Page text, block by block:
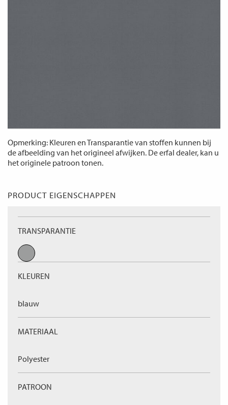
Opmerking: Kleuren en Transparantie van stoffen kunnen bij
de afbeelding van het origineel afwijken. De erfal dealer, kan u
het originele patroon tonen.
PRODUCT EIGENSCHAPPEN
TRANSPARANTIE
KLEUREN
blauw
MATERIAAL
Polyester
PATROON